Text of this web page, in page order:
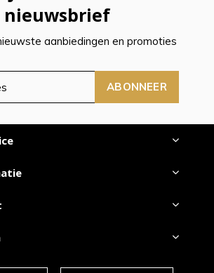
nieuwsbrief
aanbiedingen en promoties
ABONNEER